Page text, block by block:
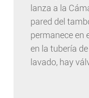
lanza a la
pared del
permanece en
en la tubería
lavado, hay